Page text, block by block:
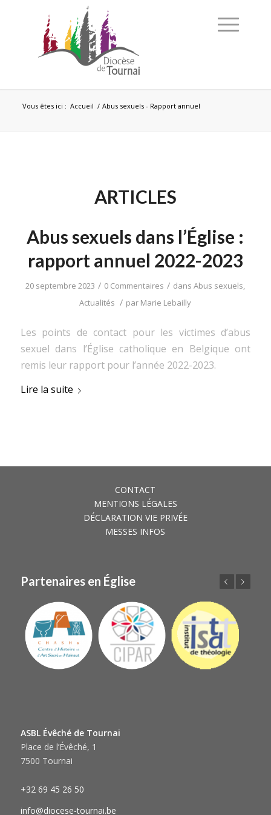
Vous êtes ici : Accueil / Abus sexuels - Rapport annuel
ARTICLES
Abus sexuels dans l’Église :
rapport annuel 2022-2023
20 septembre 2023 / 0 Commentaires / dansAbus sexuels,
Actualités / par Marie Lebailly
Les points de contact pour les victimes d’abus
sexuel dans l’Église catholique en Belgique ont
remis leur rapport pour l’année 2022-2023.
Lire la suite
CONTACT
MENTIONS LÉGALES
DÉCLARATION VIE PRIVÉE
MESSES INFOS
Partenaires en Église
ASBL Évêché de Tournai
Place de l’Évêché, 1
7500 Tournai
+32 69 45 26 50
info@diocese-tournai.be